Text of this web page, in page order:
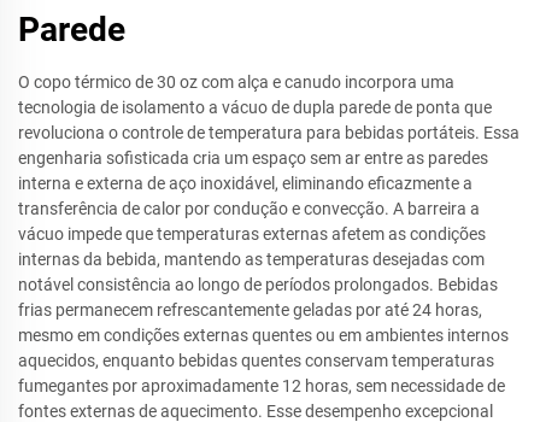
Parede
O copo térmico de 30 oz com alça e canudo incorpora uma
tecnologia de isolamento a vácuo de dupla parede de ponta que
revoluciona o controle de temperatura para bebidas portáteis. Essa
engenharia sofisticada cria um espaço sem ar entre as paredes
interna e externa de aço inoxidável, eliminando eficazmente a
transferência de calor por condução e convecção. A barreira a
vácuo impede que temperaturas externas afetem as condições
internas da bebida, mantendo as temperaturas desejadas com
notável consistência ao longo de períodos prolongados. Bebidas
frias permanecem refrescantemente geladas por até 24 horas,
mesmo em condições externas quentes ou em ambientes internos
aquecidos, enquanto bebidas quentes conservam temperaturas
fumegantes por aproximadamente 12 horas, sem necessidade de
fontes externas de aquecimento. Esse desempenho excepcional